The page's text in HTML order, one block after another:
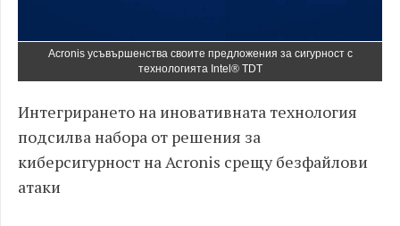
Acronis усъвършенства своите предложения за сигурност с
технологията Intel® TDT
Интегрирането на иновативната технология
подсилва набора от решения за
киберсигурност на Acronis срещу безфайлови
атаки